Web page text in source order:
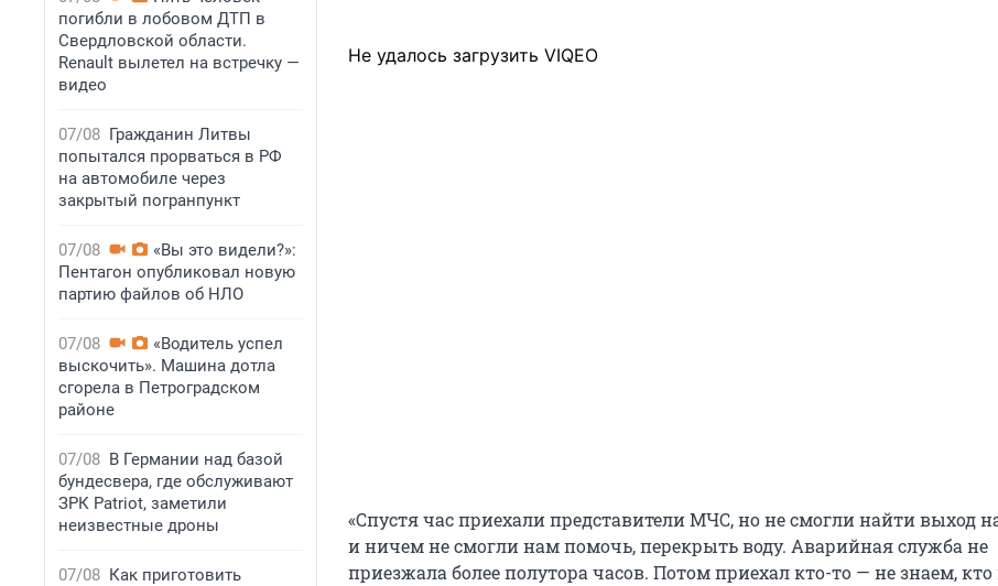
погибли в лобовом ДТП в
Свердловской области.
Renault вылетел на встречку —
видео
07/08 Гражданин Литвы
попытался прорваться в РФ
на автомобиле через
закрытый погранпункт
07/08
«Вы это видели?»:
Пентагон опубликовал новую
партию файлов об НЛО
07/08
«Водитель успел
выскочить». Машина дотла
сгорела в Петроградском
районе
07/08 В Германии над базой
бундесвера, где обслуживают
ЗРК Patriot, заметили
неизвестные дроны
07/08 Как приготовить
Не удалось загрузить VIQEO
«Спустя час приехали представители МЧС, но не смогли найти выход
и ничем не смогли нам помочь, перекрыть воду. Аварийная служба не
приезжала более полутора часов. Потом приехал кто-то — не знаем,